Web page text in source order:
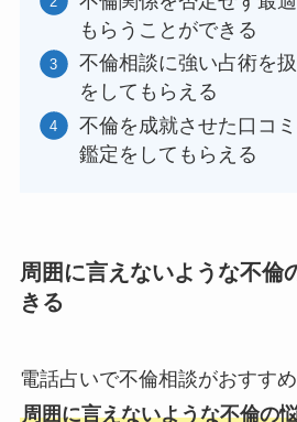
もらうことができる
不倫相談に強い占術を
をしてもらえる
不倫を成就させた口コ
鑑定をしてもらえる
周囲に言えないような不倫
きる
電話占いで不倫相談がおすす
周囲に言えないような不倫の